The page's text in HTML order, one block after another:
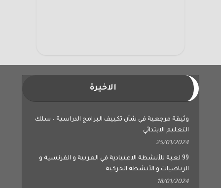
الاخيرة
وثيقة مرجعية في شأن تكييف البرامج الدراسية – سلك
التعليم الابتدائي
25/01/2024
99 لعبة للأنشطة الاعتيادية في العربية و الفرنسية و
الرياضيات و الأنشطة الحركية
18/01/2024